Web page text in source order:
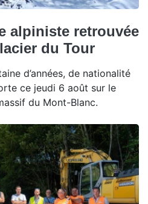
alpiniste retrouvée
du Tour
d’années, de nationalité
ce jeudi 6 août sur le
du Mont-Blanc.